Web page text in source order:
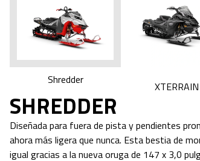
Shredder
XTERRAIN
SHREDDER
Diseñada para fuera de pista y pendientes
ahora más ligera que nunca. Esta bestia de
igual gracias a la nueva oruga de 147 x 3,0